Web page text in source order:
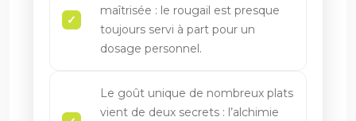
maîtrisée : le rougail est presque
toujours servi à part pour un
dosage personnel.
Le goût unique de nombreux plats
vient de deux secrets : l’alchimie